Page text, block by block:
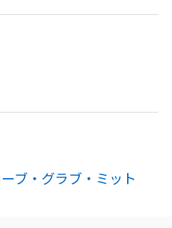
ブ・グラブ・ミット